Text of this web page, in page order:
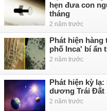
hẹn đưa con
tháng
2 năm trước
Phát hiện
phố Inca' bí ẩn
2 năm trước
Phát hiện kỳ lạ:
dương Trái Đất
2 năm trước